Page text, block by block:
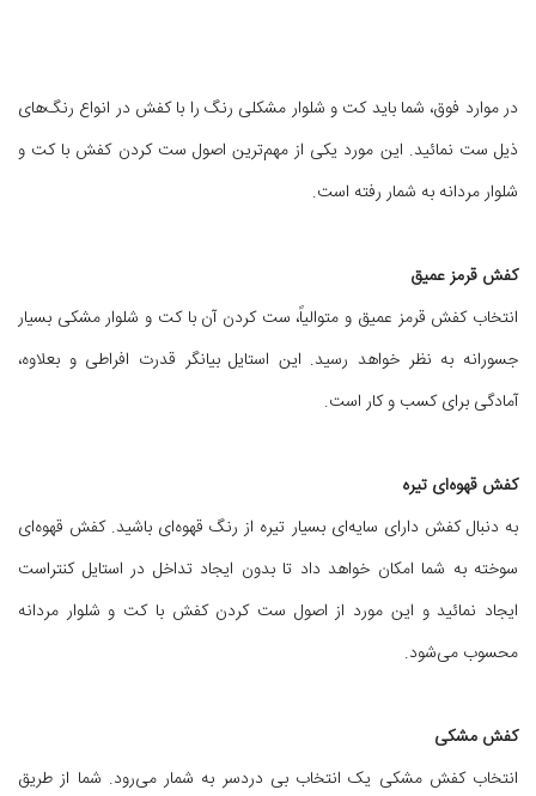
در موارد فوق، شما باید کت و شلوار مشکلی رنگ را با کفش در انواع رنگ‌های
ذیل ست نمائید. این مورد یکی از مهم‌ترین اصول ست کردن کفش با کت و
شلوار مردانه به شمار رفته است.
کفش قرمز عمیق
انتخاب کفش قرمز عمیق و متوالیاً، ست کردن آن با کت و شلوار مشکی بسیار
جسورانه به نظر خواهد رسید. این استایل بیانگر قدرت افراطی و بعلاوه،
آمادگی برای کسب و کار است.
کفش قهوه‌ای تیره
به دنبال کفش دارای سایه‌ای بسیار تیره از رنگ قهوه‌ای باشید. کفش قهوه‌ای
سوخته به شما امکان خواهد داد تا بدون ایجاد تداخل در استایل کنتراست
ایجاد نمائید و این مورد از اصول ست کردن کفش با کت و شلوار مردانه
محسوب می‌شود.
کفش مشکی
انتخاب کفش مشکی یک انتخاب بی دردسر به شمار می‌رود. شما از طریق